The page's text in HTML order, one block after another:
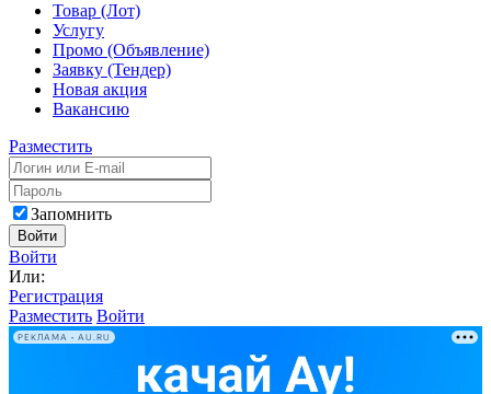
Товар (Лот)
Услугу
Промо (Объявление)
Заявку (Тендер)
Новая акция
Вакансию
Разместить
Запомнить
Войти
Войти
Или:
Регистрация
Разместить Войти
РЕКЛАМА • AU.RU